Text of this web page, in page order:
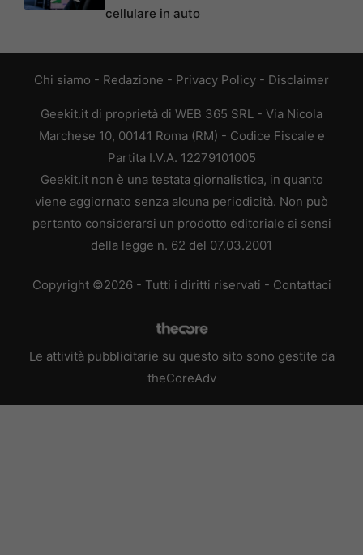
cellulare in auto
Chi siamo - Redazione - Privacy Policy - Disclaimer
Geekit.it di proprietà di WEB 365 SRL - Via Nicola
Marchese 10, 00141 Roma (RM) - Codice Fiscale e
Partita I.V.A. 12279101005
Geekit.it non è una testata giornalistica, in quanto
viene aggiornato senza alcuna periodicità. Non può
pertanto considerarsi un prodotto editoriale ai sensi
della legge n. 62 del 07.03.2001
Copyright ©2026 - Tutti i diritti riservati - Contattaci
Le attività pubblicitarie su questo sito sono gestite da
theCoreAdv